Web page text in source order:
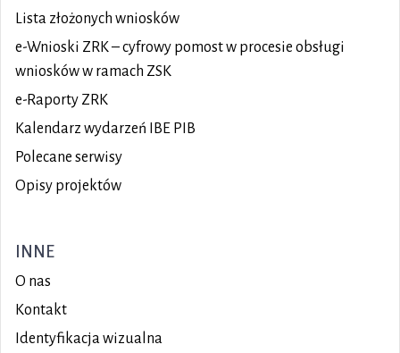
Lista złożonych wniosków
e-Wnioski ZRK – cyfrowy pomost w procesie obsługi
wniosków w ramach ZSK
e-Raporty ZRK
Kalendarz wydarzeń IBE PIB
Polecane serwisy
Opisy projektów
INNE
O nas
Kontakt
Identyfikacja wizualna